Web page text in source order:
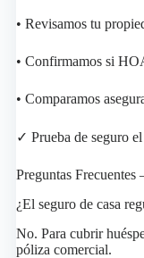
• Revisamos tu
• Confirmamos si
• Comparamos
✓ Prueba de seguro
Preguntas
¿El seguro de casa
No. Para cubrir
póliza comercial.